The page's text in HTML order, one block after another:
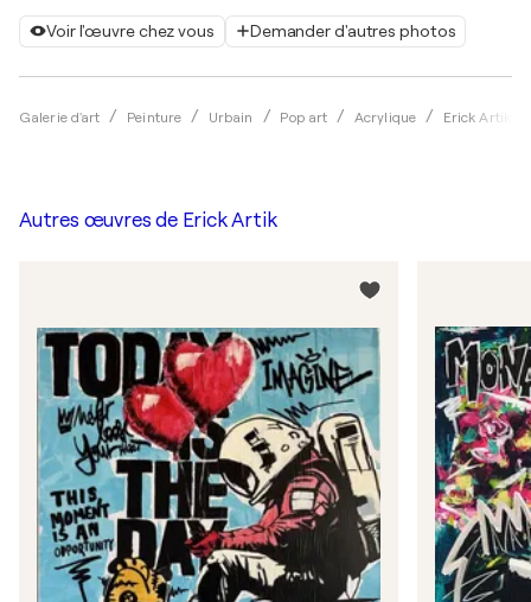
Voir l'œuvre chez vous Demander d'autres photos
Galerie d'art Peinture Urbain Pop art Acrylique Erick Artik
Autres œuvres de Erick Artik